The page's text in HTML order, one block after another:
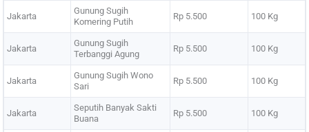
Jakarta
Gunung Sugih
Komering Putih
Rp 5.500 100 Kg
Jakarta
Gunung Sugih
Terbanggi Agung
Rp 5.500 100 Kg
Jakarta
Gunung Sugih Wono
Sari
Rp 5.500 100 Kg
Jakarta
Seputih Banyak Sakti
Buana
Rp 5.500 100 Kg